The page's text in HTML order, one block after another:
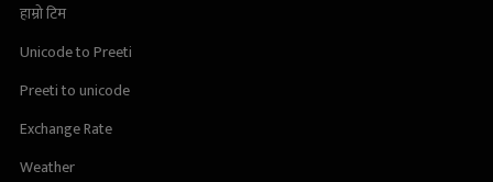
हाम्रो टिम
Unicode to Preeti
Preeti to unicode
Exchange Rate
Weather